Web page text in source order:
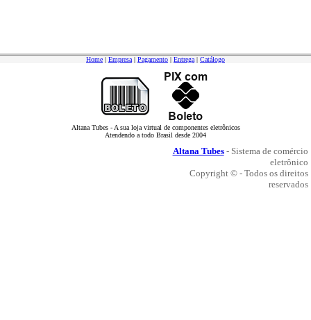
Home | Empresa | Pagamento | Entrega | Catálogo
Altana Tubes - A sua loja virtual de componentes eletrônicos
Atendendo a todo Brasil desde 2004
Altana Tubes- Sistema de comércio
eletrônico
Copyright © - Todos os direitos
reservados